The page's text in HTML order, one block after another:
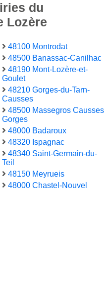
du
Lozère
48100 Montrodat
48500 Banassac-Canilhac
48190 Mont-Lozère-et-
Goulet
48210 Gorges-du-Tarn-
Causses
48500 Massegros Causses
Gorges
48000 Badaroux
48320 Ispagnac
48340 Saint-Germain-du-
Teil
48150 Meyrueis
48000 Chastel-Nouvel